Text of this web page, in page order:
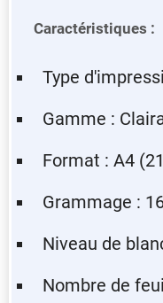
Caractéristiques :
Type
Gamme :
Format : A4
Grammage :
Niveau de
Nombre de